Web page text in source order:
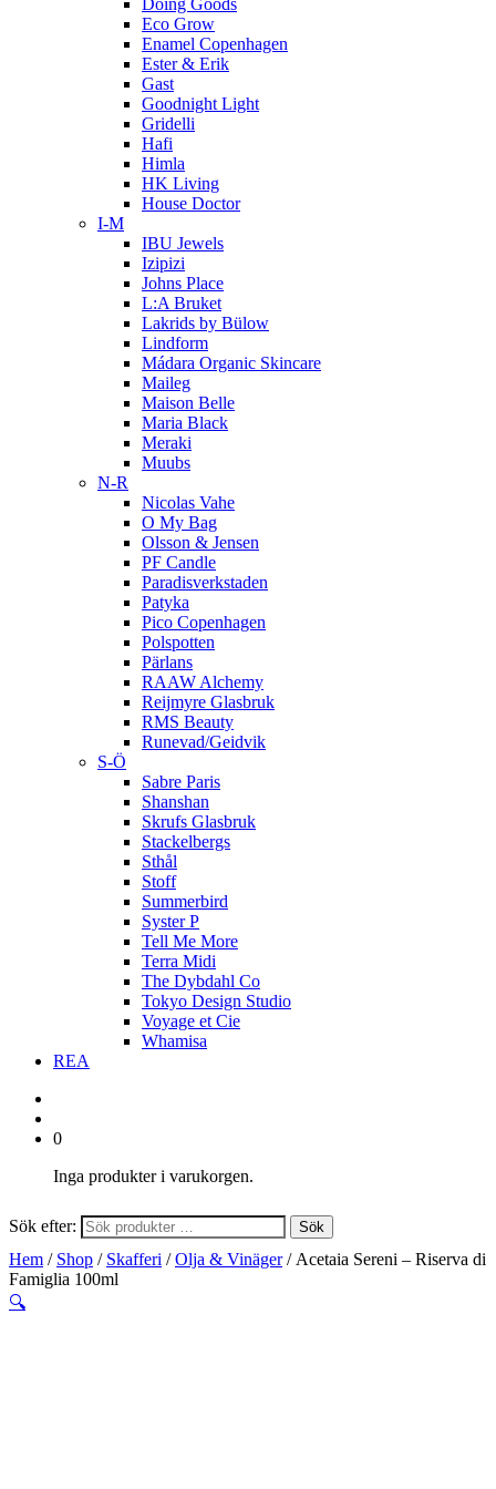
Doing Goods
Eco Grow
Enamel Copenhagen
Ester & Erik
Gast
Goodnight Light
Gridelli
Hafi
Himla
HK Living
House Doctor
I-M
IBU Jewels
Izipizi
Johns Place
L:A Bruket
Lakrids by Bülow
Lindform
Mádara Organic Skincare
Maileg
Maison Belle
Maria Black
Meraki
Muubs
N-R
Nicolas Vahe
O My Bag
Olsson & Jensen
PF Candle
Paradisverkstaden
Patyka
Pico Copenhagen
Polspotten
Pärlans
RAAW Alchemy
Reijmyre Glasbruk
RMS Beauty
Runevad/Geidvik
S-Ö
Sabre Paris
Shanshan
Skrufs Glasbruk
Stackelbergs
Sthål
Stoff
Summerbird
Syster P
Tell Me More
Terra Midi
The Dybdahl Co
Tokyo Design Studio
Voyage et Cie
Whamisa
REA
0
Inga produkter i varukorgen.
Sök efter: Sök
Hem / Shop / Skafferi /Olja & Vinäger/ Acetaia Sereni – Riserva di
Famiglia 100ml
🔍